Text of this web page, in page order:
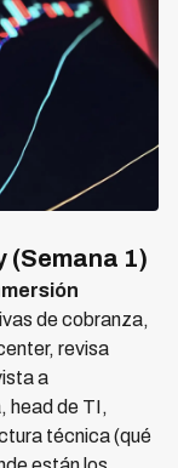
(Semana 1)
de cobranza,
revisa
a
head de TI,
técnica (qué